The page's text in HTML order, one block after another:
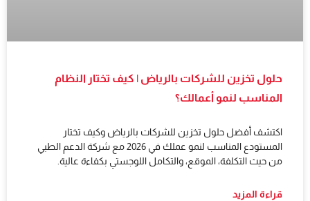
حلول تخزين للشركات بالرياض | كيف تختار النظام
المناسب لنمو أعمالك؟
اكتشف أفضل حلول تخزين للشركات بالرياض وكيف تختار
المستودع المناسب لنمو عملك في 2026 مع شركة الدعم الطبي
من حيث التكلفة، الموقع، والتكامل اللوجستي بكفاءة عالية.
قراءة المزيد